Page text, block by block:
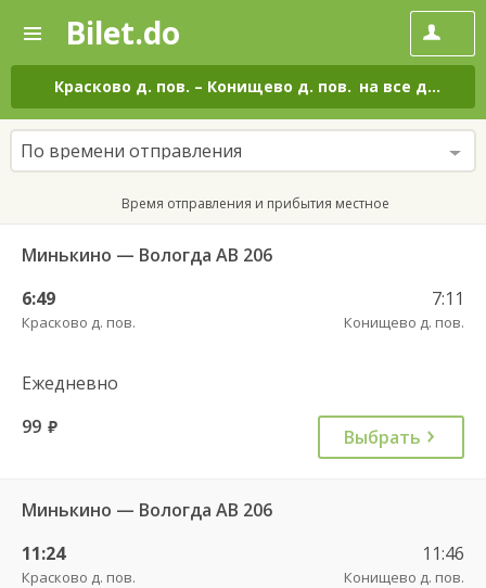
—
Поиск
и
покупка
билетов
на
автобус
онлайн
Bilet.do
Красково д. пов. – Конищево д. пов. на все дни
По времени отправления
Время отправления и прибытия местное
Минькино — Вологда АВ 206
6:49
Красково д. пов.
7:11
Конищево д. пов.
Ежедневно
99 руб. Выбрать
Минькино — Вологда АВ 206
11:24
Красково д. пов.
11:46
Конищево д. пов.